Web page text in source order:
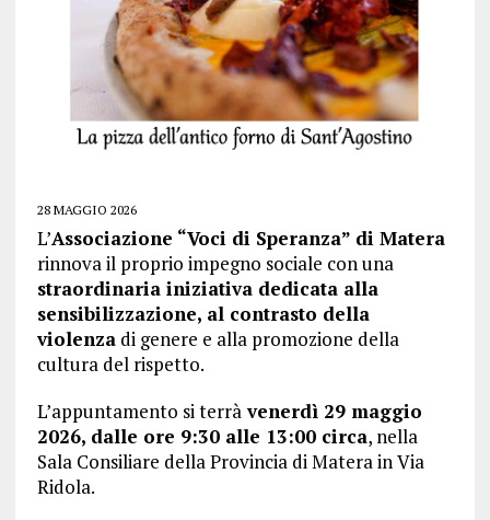
28 MAGGIO 2026
L’Associazione “Voci di Speranza” di Matera
rinnova il proprio impegno sociale con una
straordinaria iniziativa dedicata alla
sensibilizzazione, al contrasto della
violenzadi genere e alla promozione della
cultura del rispetto.
L’appuntamento si terràvenerdì 29 maggio
2026, dalle ore 9:30 alle 13:00 circa, nella
Sala Consiliare della Provincia di Matera in Via
Ridola.